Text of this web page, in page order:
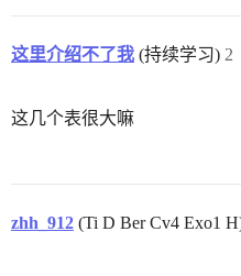
这里介绍不了我 (持续学习) 2
这几个表很大嘛
zhh_912 (Ti D Ber Cv4 Exo1